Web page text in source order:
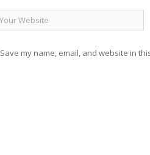
Save my name, email, and website in